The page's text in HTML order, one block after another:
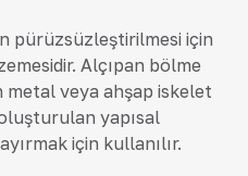
pürüzsüzleştirilmesi için
Alçıpan bölme
metal veya ahşap iskelet
yapısal
için kullanılır.